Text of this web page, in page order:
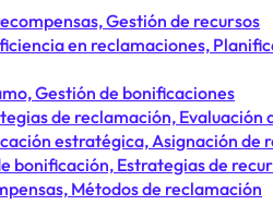
Gestión de recursos
en reclamaciones,
Gestión de bonificaciones
de reclamación, Evaluación
estratégica, Asignación de
bonificación, Estrategias de
Métodos de reclamación